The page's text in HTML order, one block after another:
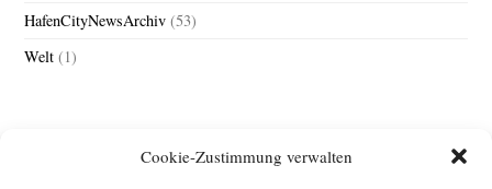
Cookie-Zustimmung verwalten
HafenCityNewsArchiv (53)
Welt (1)